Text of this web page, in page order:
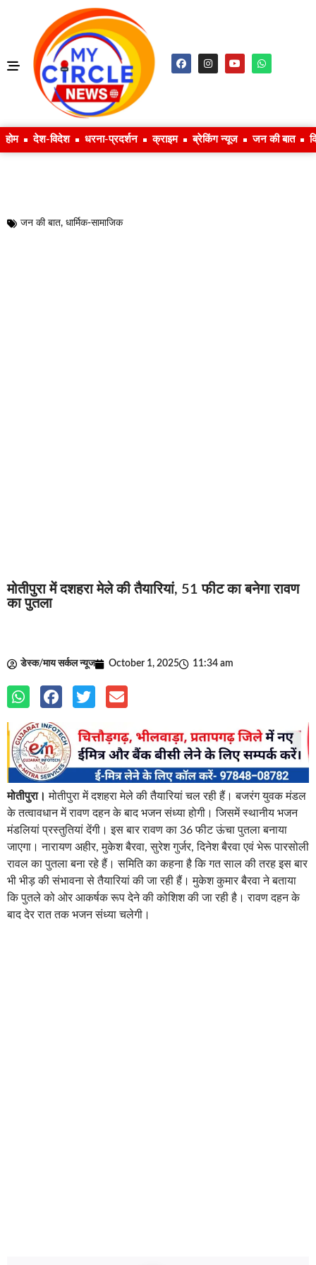
होम देश-विदेश धरना-प्रदर्शन क्राइम ब्रेकिंग न्यूज जन की बात
जन की बात, धार्मिक-सामाजिक
मोतीपुरा में दशहरा मेले की तैयारियां, 51 फीट का बनेगा रावण
का पुतला
डेस्क/माय सर्कल न्यूज October 1, 2025 11:34 am
मोतीपुरा। मोतीपुरा में दशहरा मेले की तैयारियां चल रही हैं। बजरंग युवक मंडल
के तत्वावधान में रावण दहन के बाद भजन संध्या होगी। जिसमें स्थानीय भजन
मंडलियां प्रस्तुतियां देंगी। इस बार रावण का 36 फीट ऊंचा पुतला बनाया
जाएगा। नारायण अहीर, मुकेश बैरवा, सुरेश गुर्जर, दिनेश बैरवा एवं भेरू पारसोली
रावल का पुतला बना रहे हैं। समिति का कहना है कि गत साल की तरह इस बार
भी भीड़ की संभावना से तैयारियां की जा रही हैं। मुकेश कुमार बैरवा ने बताया
कि पुतले को ओर आकर्षक रूप देने की कोशिश की जा रही है। रावण दहन के
बाद देर रात तक भजन संध्या चलेगी।